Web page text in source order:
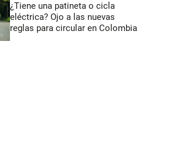
¿Tiene una patineta o cicla
eléctrica? Ojo a las nuevas
reglas para circular en Colombia